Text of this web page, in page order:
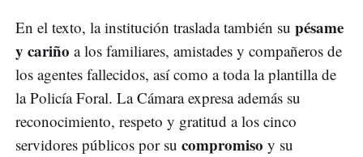
En el texto, la institución traslada también su pésame
y cariño a los familiares, amistades y compañeros de
los agentes fallecidos, así como a toda la plantilla de
la Policía Foral. La Cámara expresa además su
reconocimiento, respeto y gratitud a los cinco
servidores públicos por su compromiso y su